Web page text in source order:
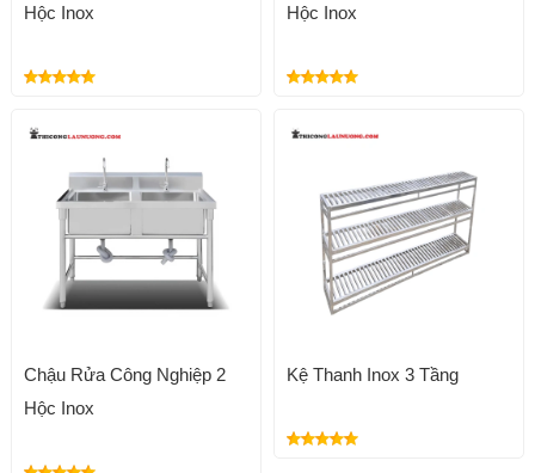
Hộc Inox
Hộc Inox
Chậu Rửa Công Nghiệp 2
Hộc Inox
Kệ Thanh Inox 3 Tầng